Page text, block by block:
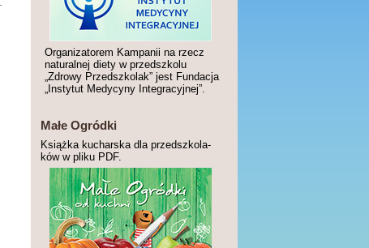
Organizatorem Kampanii na rzecz
naturalnej diety w przedszkolu
„Zdrowy Przedszkolak” jest Fundacja
„Instytut Medycyny Integracyjnej”.
Małe Ogródki
Książka kucharska dla przedszkola-
ków w pliku PDF.